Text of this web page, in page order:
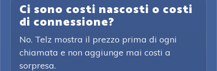
Ci sono costi nascosti o costi
di connessione?
No. Telz mostra il prezzo prima di ogni
chiamata e non aggiunge mai costi a
sorpresa.